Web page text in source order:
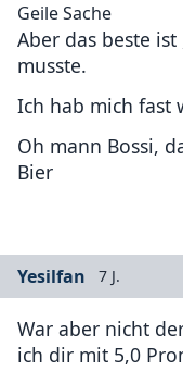
Geile Sache
Aber das beste
musste.
Ich hab mich fast
Oh mann Bossi,
Bier
Yesilfan 7 J.
War aber nicht
ich dir mit 5,0